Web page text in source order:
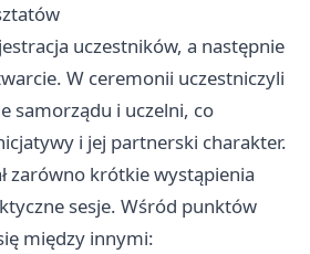
uczestników, a następnie
W ceremonii uczestniczyli
samorządu i uczelni, co
i jej partnerski charakter.
zarówno krótkie wystąpienia
sesje. Wśród punktów
między innymi: